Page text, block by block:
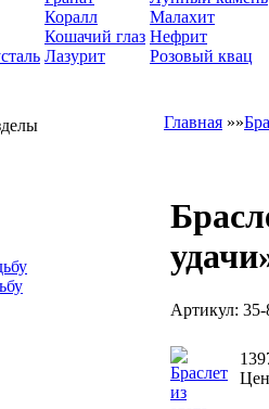
Коралл
Кошачий глаз
Лазурит
Малахит
Нефрит
Розовый квац
Главная »»
Артикул: 35-